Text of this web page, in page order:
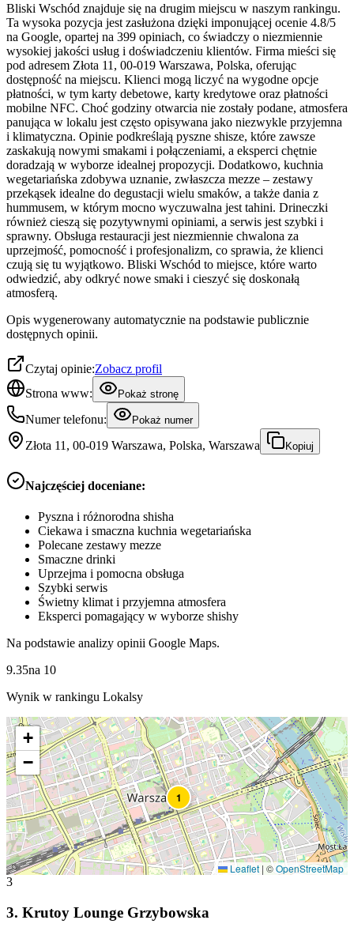
Bliski Wschód znajduje się na drugim miejscu w naszym rankingu.
Ta wysoka pozycja jest zasłużona dzięki imponującej ocenie 4.8/5
na Google, opartej na 399 opiniach, co świadczy o niezmiennie
wysokiej jakości usług i doświadczeniu klientów. Firma mieści się
pod adresem Złota 11, 00-019 Warszawa, Polska, oferując
dostępność na miejscu. Klienci mogą liczyć na wygodne opcje
płatności, w tym karty debetowe, karty kredytowe oraz płatności
mobilne NFC. Choć godziny otwarcia nie zostały podane, atmosfera
panująca w lokalu jest często opisywana jako niezwykle przyjemna
i klimatyczna. Opinie podkreślają pyszne shisze, które zawsze
zaskakują nowymi smakami i połączeniami, a eksperci chętnie
doradzają w wyborze idealnej propozycji. Dodatkowo, kuchnia
wegetariańska zdobywa uznanie, zwłaszcza mezze – zestawy
przekąsek idealne do degustacji wielu smaków, a także dania z
hummusem, w którym mocno wyczuwalna jest tahini. Drineczki
również cieszą się pozytywnymi opiniami, a serwis jest szybki i
sprawny. Obsługa restauracji jest niezmiennie chwalona za
uprzejmość, pomocność i profesjonalizm, co sprawia, że klienci
czują się tu wyjątkowo. Bliski Wschód to miejsce, które warto
odwiedzić, aby odkryć nowe smaki i cieszyć się doskonałą
atmosferą.
Opis wygenerowany automatycznie na podstawie publicznie
dostępnych opinii.
Czytaj opinie:Zobacz profil
Strona www:
Pokaż stronę
Numer telefonu: Pokaż numer
Złota 11, 00-019 Warszawa, Polska, Warszawa Kopiuj
Najczęściej doceniane:
Pyszna i różnorodna shisha
Ciekawa i smaczna kuchnia wegetariańska
Polecane zestawy mezze
Smaczne drinki
Uprzejma i pomocna obsługa
Szybki serwis
Świetny klimat i przyjemna atmosfera
Eksperci pomagający w wyborze shishy
Na podstawie analizy opinii Google Maps.
9.35na 10
Wynik w rankingu Lokalsy
1
+
−
Leaflet | ©OpenStreetMap
3
3. Krutoy Lounge Grzybowska